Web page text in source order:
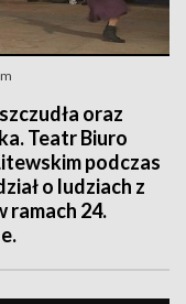
oraz
Teatr Biuro
podczas
o ludziach z
ramach 24.